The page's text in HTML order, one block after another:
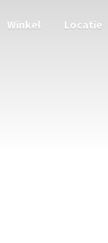
Winkel Locatie